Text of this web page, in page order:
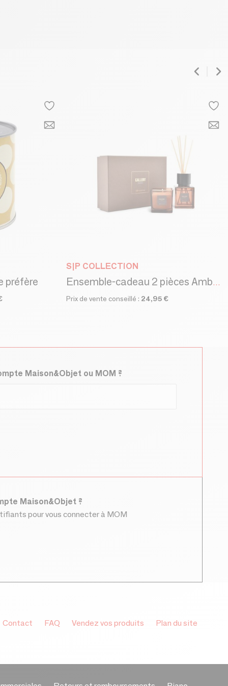
préfère
S|P COLLECTION
Ensemble-cadeau 2 pièces Amber Gallery
Prix de vente conseillé : 24,95 €
Maison&Objet ou MOM ?
Maison&Objet ?
pour vous connecter à MOM
Contact FAQ Vendez vos produits Plan du site